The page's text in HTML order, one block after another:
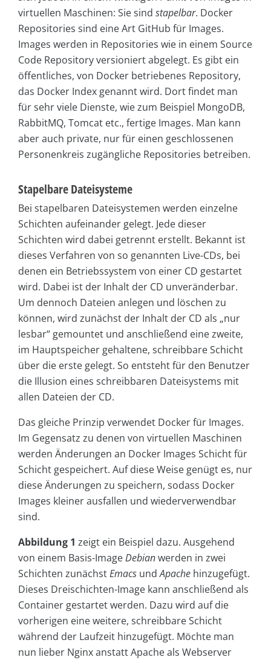
virtuellen Maschinen: Sie sind stapelbar. Docker
Repositories sind eine Art GitHub für Images.
Images werden in Repositories wie in einem Source
Code Repository versioniert abgelegt. Es gibt ein
öffentliches, von Docker betriebenes Repository,
das Docker Index genannt wird. Dort findet man
für sehr viele Dienste, wie zum Beispiel MongoDB,
RabbitMQ, Tomcat etc., fertige Images. Man kann
aber auch private, nur für einen geschlossenen
Personenkreis zugängliche Repositories betreiben.
Stapelbare Dateisysteme
Bei stapelbaren Dateisystemen werden einzelne
Schichten aufeinander gelegt. Jede dieser
Schichten wird dabei getrennt erstellt. Bekannt ist
dieses Verfahren von so genannten Live-CDs, bei
denen ein Betriebssystem von einer CD gestartet
wird. Dabei ist der Inhalt der CD unveränderbar.
Um dennoch Dateien anlegen und löschen zu
können, wird zunächst der Inhalt der CD als „nur
lesbar“ gemountet und anschließend eine zweite,
im Hauptspeicher gehaltene, schreibbare Schicht
über die erste gelegt. So entsteht für den Benutzer
die Illusion eines schreibbaren Dateisystems mit
allen Dateien der CD.
Das gleiche Prinzip verwendet Docker für Images.
Im Gegensatz zu denen von virtuellen Maschinen
werden Änderungen an Docker Images Schicht für
Schicht gespeichert. Auf diese Weise genügt es, nur
diese Änderungen zu speichern, sodass Docker
Images kleiner ausfallen und wiederverwendbar
sind.
Abbildung 1 zeigt ein Beispiel dazu. Ausgehend
von einem Basis-ImageDebianwerden in zwei
Schichten zunächstEmacs undApache hinzugefügt.
Dieses Dreischichten-Image kann anschließend als
Container gestartet werden. Dazu wird auf die
vorherigen eine weitere, schreibbare Schicht
während der Laufzeit hinzugefügt. Möchte man
nun lieber Nginx anstatt Apache als Webserver